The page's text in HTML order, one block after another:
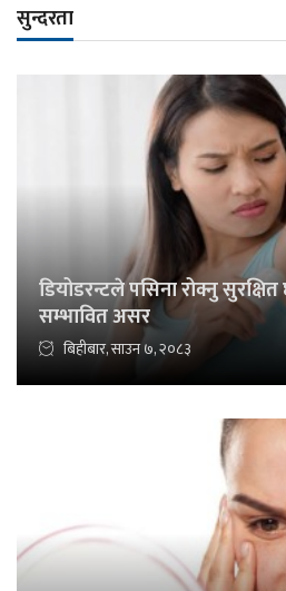
सुन्दरता
डियोडरन्टले पसिना रोक्नु
सम्भावित असर
बिहीबार, साउन ७, २०८३